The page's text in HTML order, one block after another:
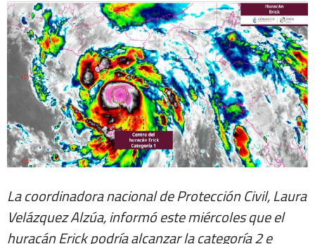
Extra +
La coordinadora nacional de Protección Civil, Laura
Velázquez Alzúa, informó este miércoles que el
huracán Erick podría alcanzar la categoría 2 e